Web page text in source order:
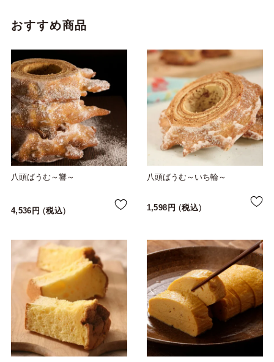
おすすめ商品
八頭ばうむ～響～
4,536 税込
八頭ばうむ～いち輪～
1,598 税込